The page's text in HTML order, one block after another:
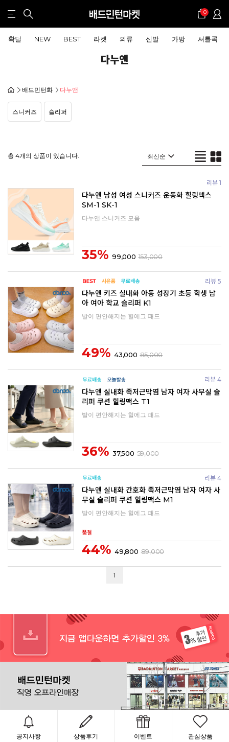
0
확딜 NEW BEST 라켓 의류 신발 가방 셔틀콕
다누앤
배드민턴화 다누앤
스니커즈 슬리퍼
총 4개의 상품이 있습니다.
리뷰 1
다누앤 남성 여성 스니커즈 운동화 힐링맥스
SM-1 SK-1
다누앤 스니커즈 모음
35% 99,000 153,000
리뷰 5
다누앤 키즈 실내화 아동 성장기 초등 학생 남
아 여아 학교 슬리퍼 K1
발이 편안해지는 힐에그 패드
49% 43,000 85,000
리뷰 4
다누앤 실내화 족저근막염 남자 여자 사무실 슬
리퍼 쿠션 힐링맥스 T1
발이 편안해지는 힐에그 패드
36% 37,500 59,000
리뷰 4
다누앤 실내화 간호화 족저근막염 남자 여자 사
무실 슬리퍼 쿠션 힐링맥스 M1
발이 편안해지는 힐에그 패드
44% 49,800 89,000
품절
1
공지사항 상품후기 이벤트 관심상품